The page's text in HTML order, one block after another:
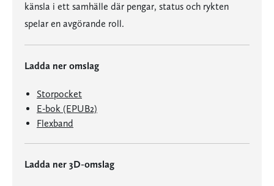
känsla i ett samhälle där pengar, status och rykten
spelar en avgörande roll.
Ladda ner omslag
Storpocket
E-bok (EPUB2)
Flexband
Ladda ner 3D-omslag